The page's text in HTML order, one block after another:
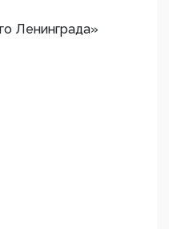
Ленинграда»